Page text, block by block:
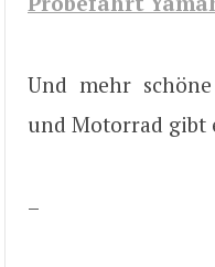
Und mehr
und Motorrad gibt
–